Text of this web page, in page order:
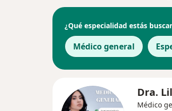
¿Qué especialidad estás
Médico general
Dra.
Médico